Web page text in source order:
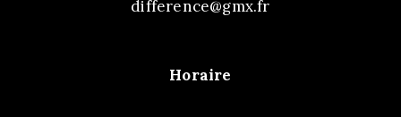
difference@gmx.fr
Horaire